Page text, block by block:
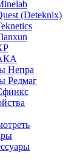
(Deteknix)
Непра
Редмаг